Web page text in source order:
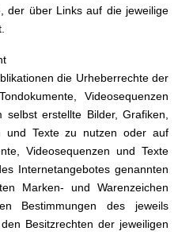
der über Links auf die jeweilige
die Urheberrechte der
Videosequenzen
erstellte Bilder, Grafiken,
und Texte zu nutzen oder auf
Videosequenzen und Texte
Internetangebotes genannten
Marken- und Warenzeichen
Bestimmungen des jeweils
Besitzrechten der jeweiligen